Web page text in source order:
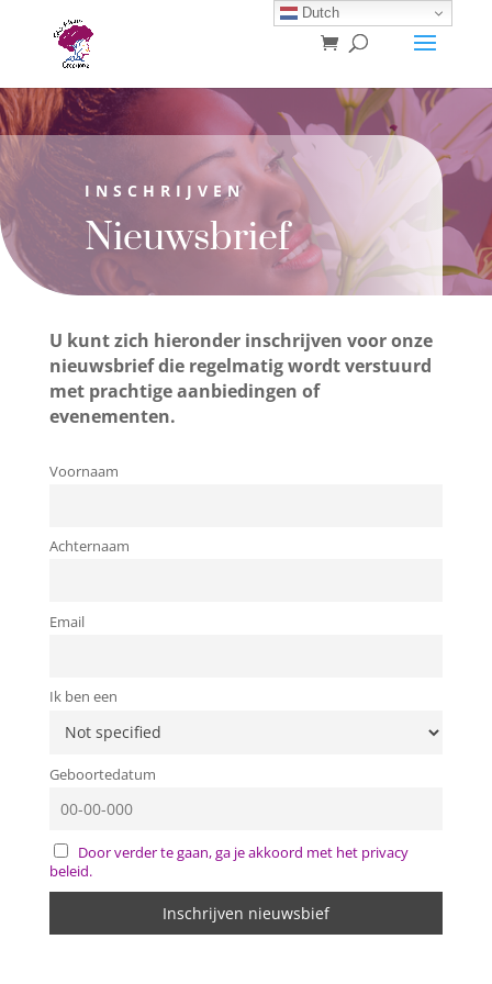
INSCHRIJVEN
Nieuwsbrief
U kunt zich hieronder inschrijven voor onze
nieuwsbrief die regelmatig wordt verstuurd
met prachtige aanbiedingen of
evenementen.
Voornaam
Achternaam
Email
Ik ben een
Geboortedatum
Door verder te gaan, ga je akkoord met het privacy
beleid.
Dutch